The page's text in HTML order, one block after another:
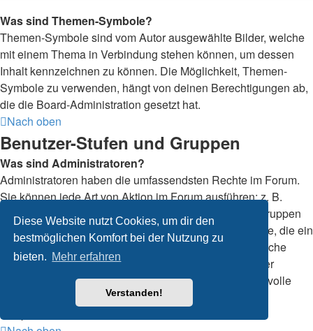
Diese Website nutzt Cookies, um dir den
bestmöglichen Komfort bei der Nutzung zu
bieten. Mehr erfahren
Verstanden!
Was sind Themen-Symbole?
Themen-Symbole sind vom Autor ausgewählte Bilder, welche
mit einem Thema in Verbindung stehen können, um dessen
Inhalt kennzeichnen zu können. Die Möglichkeit, Themen-
Symbole zu verwenden, hängt von deinen Berechtigungen ab,
die die Board-Administration gesetzt hat.
Nach oben
Benutzer-Stufen und Gruppen
Was sind Administratoren?
Administratoren haben die umfassendsten Rechte im Forum.
Sie können jede Art von Aktion im Forum ausführen; z. B.
Berechtigungen setzen, Mitglieder sperren, Benutzergruppen
erstellen, Moderationsrechte vergeben usw. Die Rechte, die ein
Administrator hat, sind allerdings davon abhängig, welche
Rechte ihnen ein Gründer des Forums oder ein anderer
Administrator erteilt hat. Administratoren können auch volle
Moderationsberechtigungen haben, wenn ihnen das
entsprechende Recht erteilt wurde.